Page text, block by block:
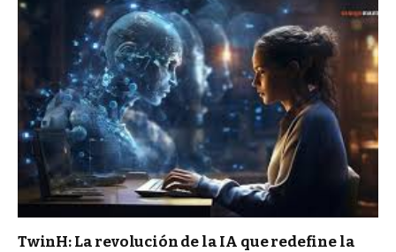
TwinH: La revolución de la IA que redefine la